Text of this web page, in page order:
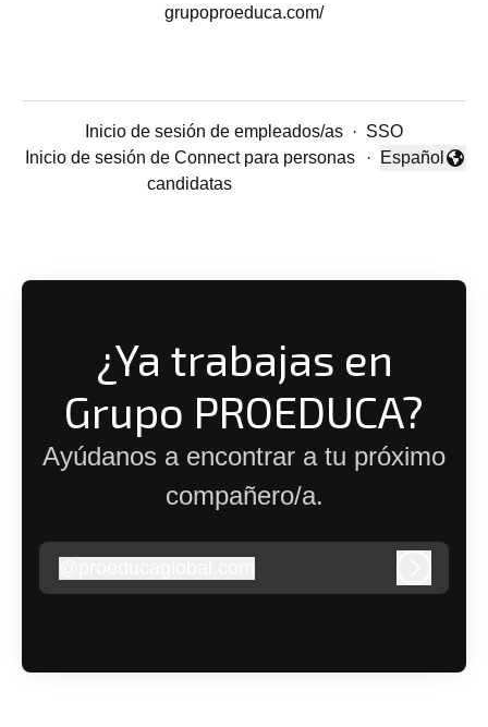
grupoproeduca.com/
Inicio de sesión de empleados/as · SSO
Inicio de sesión de Connect para personas
candidatas
·
Cambiar
Español
¿Ya trabajas en
Grupo PROEDUCA?
Ayúdanos a encontrar a tu próximo
compañero/a.
proeducaglobal.com